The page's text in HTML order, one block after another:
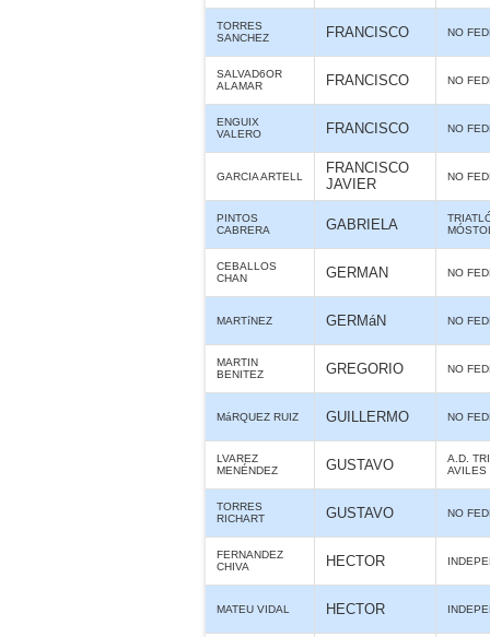
TORRES
SANCHEZ
FRANCISCO NO
SALVAD6OR
ALAMAR
FRANCISCO NO
ENGUIX
VALERO
FRANCISCO NO
GARCIA ARTELL
FRANCISCO
JAVIER
NO
PINTOS
CABRERA
GABRIELA
CEBALLOS
CHAN
GERMAN NO
MARTíNEZ GERMáN NO
MARTIN
BENITEZ
GREGORIO NO
MáRQUEZ RUIZ GUILLERMO NO
LVAREZ
MENÉNDEZ
GUSTAVO
A.D.
AVILES
TORRES
RICHART
GUSTAVO NO
FERNANDEZ
CHIVA
HECTOR
MATEU VIDAL HECTOR